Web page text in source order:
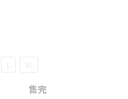
L XL
售完